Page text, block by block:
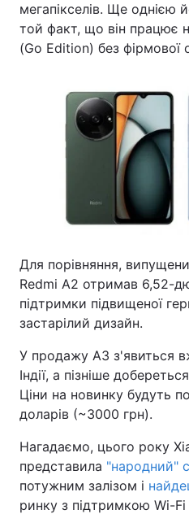
мегапікселів. Ще однією
той факт, що він працює
(Go Edition) без фірмової
Для порівняння,
Redmi A2 отримав 6,52-
підтримки підвищеної
застарілий дизайн.
У продажу A3 з'явиться
Індії, а пізніше
Ціни на новинку будуть
доларів (~3000 грн).
Нагадаємо, цього року
представила "народний"
потужним залізом і
ринку з підтримкою Wi-Fi